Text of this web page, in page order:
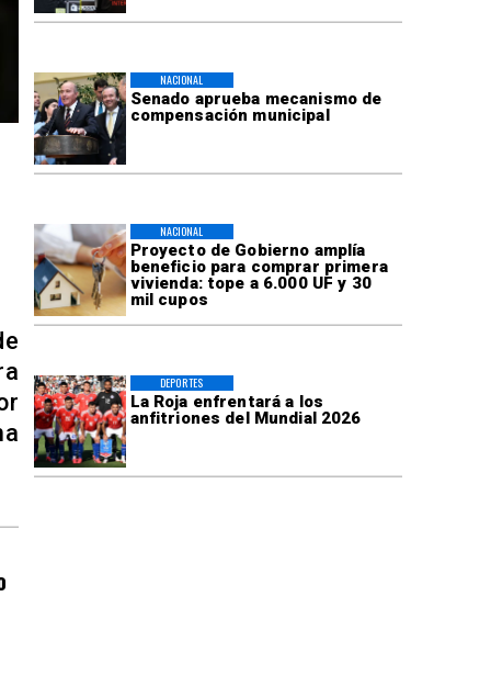
Senado aprueba mecanismo de
compensación municipal
NACIONAL
Proyecto de Gobierno amplía
beneficio para comprar primera
vivienda: tope a 6.000 UF y 30
mil cupos
NACIONAL
La Roja enfrentará a los
anfitriones del Mundial 2026
DEPORTES